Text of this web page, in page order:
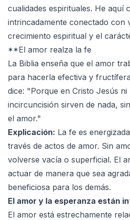
cualidades espirituales. He aquí
intrincadamente conectado con
crecimiento espiritual y el
**El amor realza la fe
La Biblia enseña que el amor
para hacerla efectiva y
dice: "Porque en Cristo Jesús
incircuncisión sirven de nada,
el amor."
Explicación: La fe es
través de actos de amor. Sin
volverse vacía o superficial. El
actuar de manera que sea
beneficiosa para los demás.
El amor y la esperanza están
El amor está estrechamente